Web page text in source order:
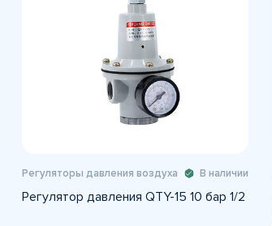
Регуляторы давления воздуха В наличии
Регулятор давления QTY-15 10 бар 1/2